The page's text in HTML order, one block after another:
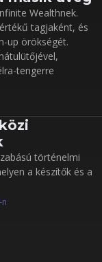
Wealthnek.
tagjaként, és
up örökségét.
tengerre
történelmi
a készítők és a